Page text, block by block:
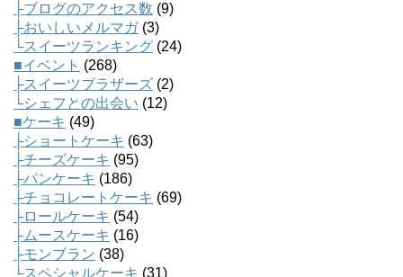
├ブログのアクセス数 (9)
├おいしいメルマガ(3)
└スイーツランキング (24)
■イベント (268)
├スイーツブラザーズ (2)
└シェフとの出会い (12)
■ケーキ (49)
├ショートケーキ (63)
├チーズケーキ (95)
├パンケーキ (186)
├チョコレートケーキ (69)
├ロールケーキ (54)
├ムースケーキ (16)
├モンブラン (38)
└スペシャルケーキ (31)